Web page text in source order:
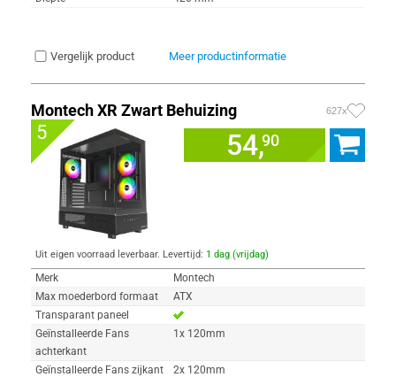
Vergelijk product Meer productinformatie
Montech XR Zwart Behuizing 627x
5 54,90
Uit eigen voorraad leverbaar. Levertijd: 1 dag (vrijdag)
Merk
Montech
Max moederbord formaat
ATX
Transparant paneel
Geïnstalleerde Fans
achterkant
1x 120mm
Geïnstalleerde Fans zijkant
2x 120mm